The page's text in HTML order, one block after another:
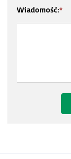
Wiadomość:*